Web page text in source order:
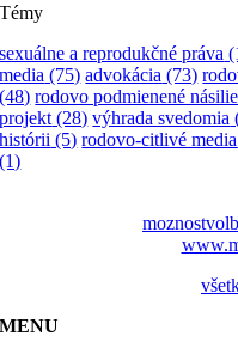
Témy
sexuálne a reprodukčné práva
media (75) advokácia (73)
(48) rodovo podmienené násilie
projekt (28) výhrada svedomia
histórii (5) rodovo-citlivé media
(1)
MENU